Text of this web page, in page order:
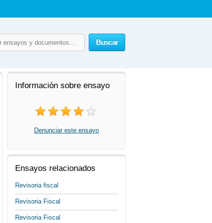
Buscar
Información sobre ensayo
Denunciar este ensayo
Ensayos relacionados
Revisoria fiscal
Revisoria Fiscal
Revisoria Fiscal